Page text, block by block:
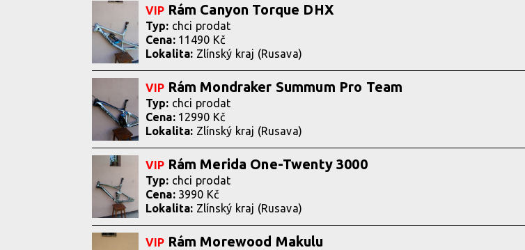
VIP Rám Canyon Torque DHX
Typ: chci prodat
Cena: 11490 Kč
Lokalita: Zlínský kraj (Rusava)
VIP Rám Mondraker Summum Pro Team
Typ: chci prodat
Cena: 12990 Kč
Lokalita: Zlínský kraj (Rusava)
VIP Rám Merida One-Twenty 3000
Typ: chci prodat
Cena: 3990 Kč
Lokalita: Zlínský kraj (Rusava)
VIP Rám Morewood Makulu